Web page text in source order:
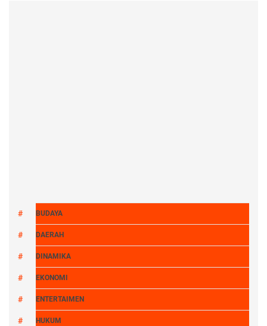
BUDAYA
DAERAH
DINAMIKA
EKONOMI
ENTERTAIMEN
HUKUM